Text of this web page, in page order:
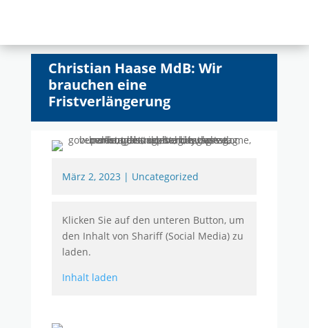
Christian Haase MdB: Wir
brauchen eine
Fristverlängerung
März 2, 2023| Uncategorized
Klicken Sie auf den unteren Button, um
den Inhalt von Shariff (Social Media) zu
laden.
Inhalt laden